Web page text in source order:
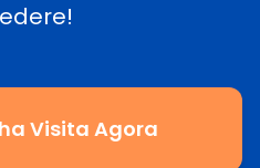
Visita Agora